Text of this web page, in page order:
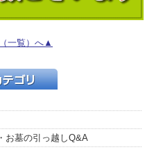
一覧）へ▲
お墓の引っ越しQ&A